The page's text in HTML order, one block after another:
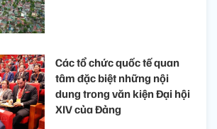
Các tổ chức quốc tế quan
tâm đặc biệt những nội
dung trong văn kiện Đại hội
XIV của Đảng